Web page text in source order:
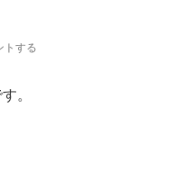
トする
。